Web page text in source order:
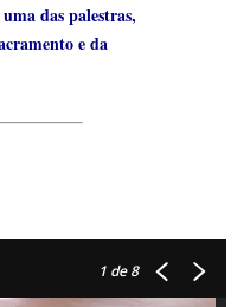
das palestras,
e da
1 de 8